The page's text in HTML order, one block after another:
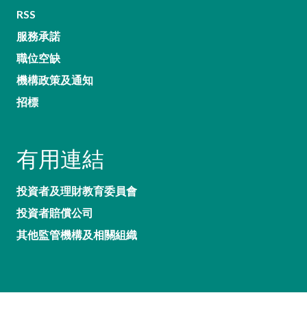
RSS
服務承諾
職位空缺
機構政策及通知
招標
有用連結
投資者及理財教育委員會
投資者賠償公司
其他監管機構及相關組織